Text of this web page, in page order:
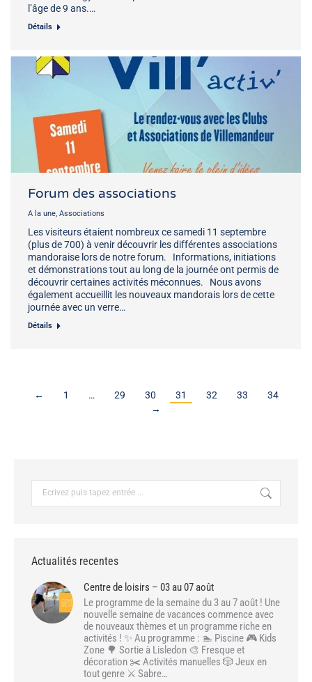
l’âge de 9 ans.…
Détails
Forum des associations
A la une, Associations
Les visiteurs étaient nombreux ce samedi 11 septembre
(plus de 700) à venir découvrir les différentes associations
mandoraise lors de notre forum. Informations, initiations
et démonstrations tout au long de la journée ont permis de
découvrir certaines activités méconnues. Nous avons
également accueillit les nouveaux mandorais lors de cette
journée avec un verre…
Détails
← 1 … 29 30 31 32 33
34
→
Actualités recentes
Centre de loisirs – 03 au 07 août
Le programme de la semaine du 3 au 7 août ! Une
nouvelle semaine de vacances commence avec
de nouveaux thèmes et un programme riche en
activités ! ✨ Au programme : 🏊 Piscine 🎮 Kids
Zone 🌳 Sortie à Lisledon 🎨 Fresque et
décoration ✂️ Activités manuelles 🎲 Jeux en
tout genre ⚔️ Sabre…